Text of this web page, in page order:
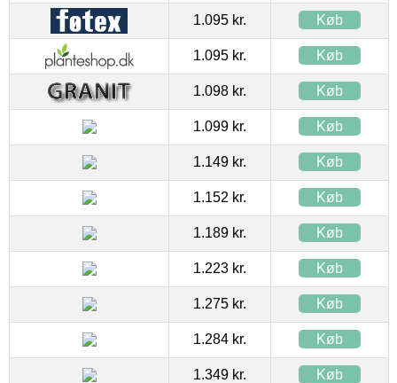
1.095 kr. Køb
1.095 kr. Køb
1.098 kr. Køb
1.099 kr. Køb
1.149 kr. Køb
1.152 kr. Køb
1.189 kr. Køb
1.223 kr. Køb
1.275 kr. Køb
1.284 kr. Køb
1.349 kr. Køb